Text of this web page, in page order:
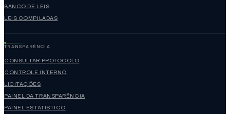
BANCO DE LEIS
LEIS COMPILADAS
TRANSPARÊNCIA
CONSULTAR PROTOCOLO
CONTROLE INTERNO
LICITAÇÕES
PAINEL DA TRANSPARÊNCIA
PAINEL ESTATÍSTICO